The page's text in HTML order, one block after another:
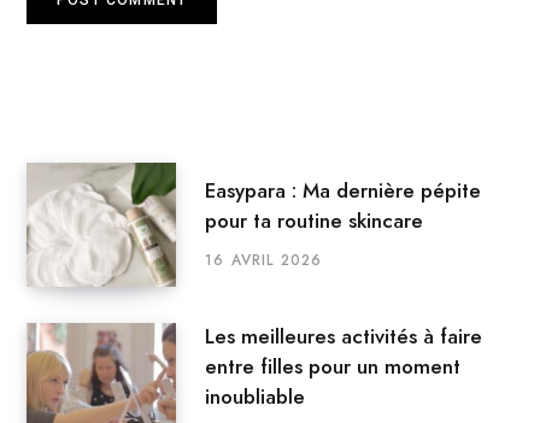
Easypara : Ma dernière pépite
pour ta routine skincare
16 AVRIL 2026
Les meilleures activités à faire
entre filles pour un moment
inoubliable